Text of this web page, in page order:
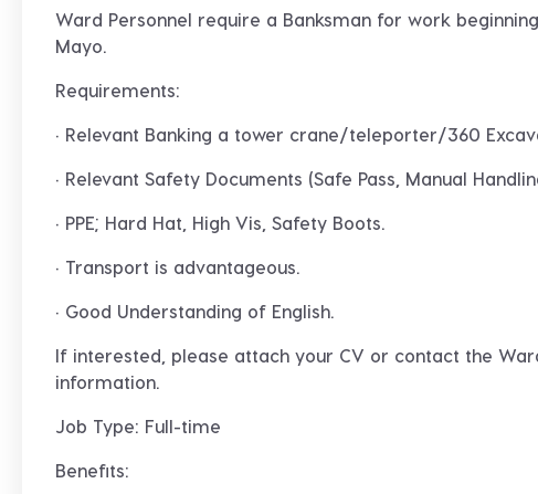
Ward Personnel require a Banksman for work
Mayo.
Requirements:
· Relevant Banking a tower crane/teleporter/360
· Relevant Safety Documents (Safe Pass, Manual
· PPE; Hard Hat, High Vis, Safety Boots.
· Transport is advantageous.
· Good Understanding of English.
If interested, please attach your CV or contact the
information.
Job Type: Full-time
Benefits: